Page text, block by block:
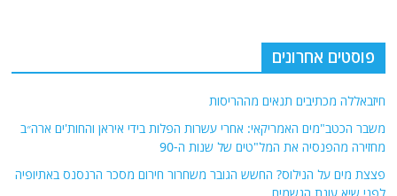
לפני שיא עונת הגשמים
הפסד טקטי או משבר אסטרטגי? השפעת נפילת הבופור על מעמדו של
חיזבאללה בלבנון
דרמה בדרום לבנון: תושבים שיעים במעוזי חיזבאללה דורשים לפרק את הארגון
מנשקו ולהחזיר את השליטה למדינה